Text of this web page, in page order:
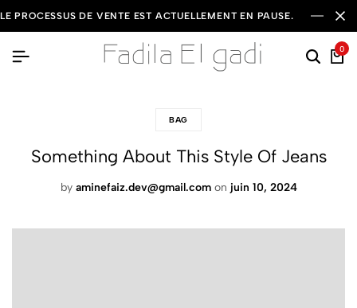
LE PROCESSUS DE VENTE EST ACTUELLEMENT EN PAUSE.
0
BAG
Something About This Style Of Jeans
by aminefaiz.dev@gmail.com on juin 10, 2024